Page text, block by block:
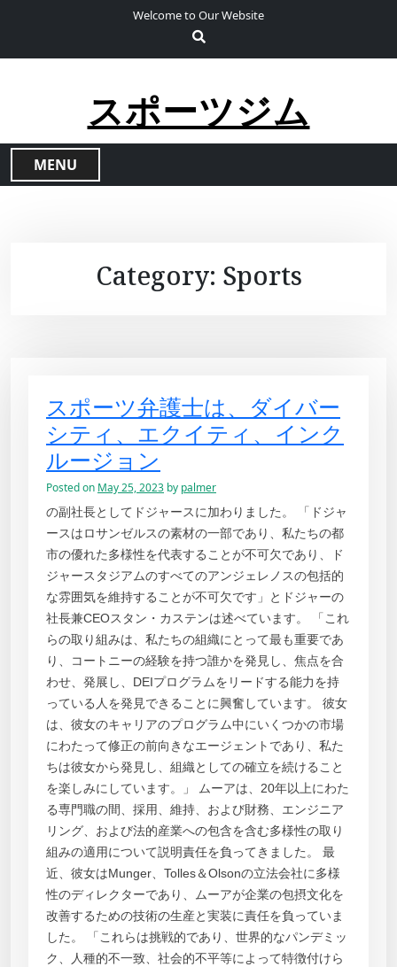
Welcome to Our Website
スポーツジム
MENU
Category: Sports
スポーツ弁護士は、ダイバー
シティ、エクイティ、インク
ルージョン
Posted on May 25, 2023 by palmer
の副社長としてドジャースに加わりました。 「ドジャ
ースはロサンゼルスの素材の一部であり、私たちの都
市の優れた多様性を代表することが不可欠であり、ド
ジャースタジアムのすべてのアンジェレノスの包括的
な雰囲気を維持することが不可欠です」とドジャーの
社長兼CEOスタン・カステンは述べています。 「これ
らの取り組みは、私たちの組織にとって最も重要であ
り、コートニーの経験を持つ誰かを発見し、焦点を合
わせ、発展し、DEIプログラムをリードする能力を持
っている人を発見できることに興奮しています。 彼女
は、彼女のキャリアのプログラム中にいくつかの市場
にわたって修正の前向きなエージェントであり、私た
ちは彼女から発見し、組織としての確立を続けること
を楽しみにしています。」 ムーアは、20年以上にわた
る専門職の間、採用、維持、および財務、エンジニア
リング、および法的産業への包含を含む多様性の取り
組みの適用について説明責任を負ってきました。 最
近、彼女はMunger、Tolles＆Olsonの立法会社に多様
性のディレクターであり、ムーアが企業の包摂文化を
改善するための技術の生産と実装に責任を負っていま
した。 「これらは挑戦的であり、世界的なパンデミッ
ク、人種的不一致、社会的不平等によって特徴付けら